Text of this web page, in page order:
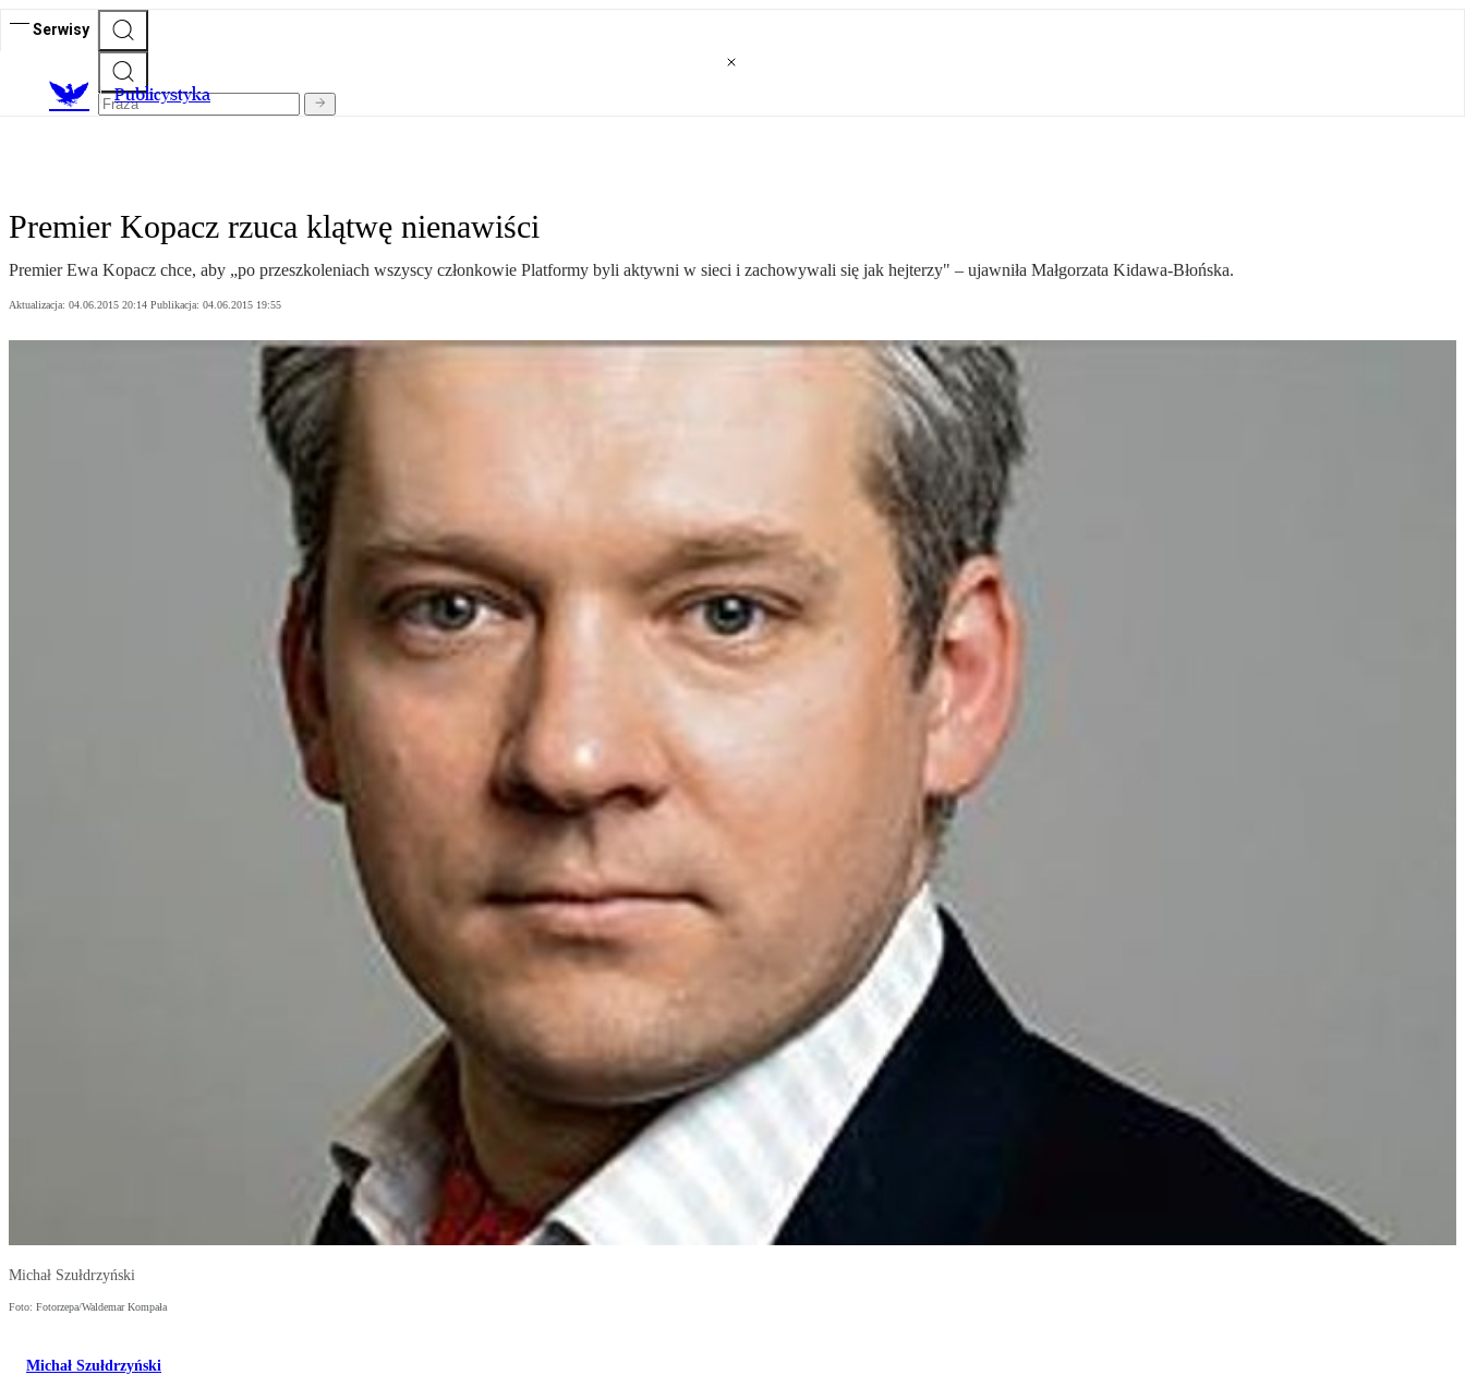
Serwisy
Publicystyka
Premier Kopacz rzuca klątwę nienawiści
Premier Ewa Kopacz chce, aby „po przeszkoleniach wszyscy członkowie Platformy byli aktywni w sieci i zachowywali się jak hejterzy" – ujawniła Małgorzata Kidawa-Błońska.
Aktualizacja: 04.06.2015 20:14 Publikacja: 04.06.2015 19:55
Michał Szułdrzyński
Foto: Fotorzepa/Waldemar Kompała
Michał Szułdrzyński